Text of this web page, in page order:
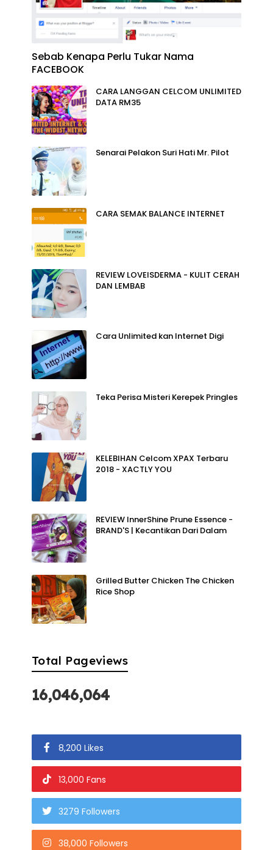
Sebab Kenapa Perlu Tukar Nama
FACEBOOK
CARA LANGGAN CELCOM UNLIMITED
DATA RM35
Senarai Pelakon Suri Hati Mr. Pilot
CARA SEMAK BALANCE INTERNET
REVIEW LOVEISDERMA - KULIT CERAH
DAN LEMBAB
Cara Unlimited kan Internet Digi
Teka Perisa Misteri Kerepek Pringles
KELEBIHAN Celcom XPAX Terbaru
2018 - XACTLY YOU
REVIEW InnerShine Prune Essence -
BRAND'S | Kecantikan Dari Dalam
Grilled Butter Chicken The Chicken
Rice Shop
Total Pageviews
16,046,064
8,200 Likes
13,000 Fans
3279 Followers
38,000 Followers